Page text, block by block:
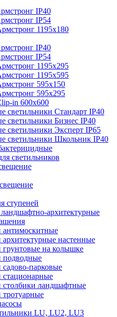
IP40
IP54
1195x180
IP40
IP54
1195x295
1195x595
595x150
595x295
in 600x600
светильники Стандарт IP40
светильники Бизнес IP40
светильники Эксперт IP65
светильники Школьник IP40
светильников
ступеней
архитектурные
антимоскитные
настенные
грунтовые на колышке
подводные
парковые
стационарные
столбики ландшафтные
LU, LU2, LU3